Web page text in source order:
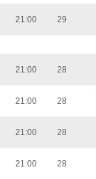
21:00 29
21:00 28
21:00 28
21:00 28
21:00 28